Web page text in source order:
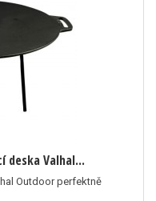
Valhal...
Outdoor perfektně